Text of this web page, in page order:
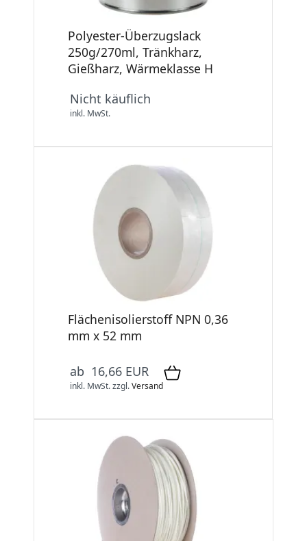
Polyester-Überzugslack
250g/270ml, Tränkharz,
Gießharz, Wärmeklasse H
Nicht käuflich
inkl. MwSt.
Flächenisolierstoff NPN 0,36
mm x 52 mm
ab 16,66 EUR
inkl. MwSt.zzgl.Versand